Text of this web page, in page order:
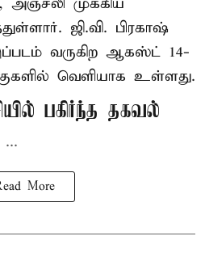
ஜி.வி. பிரகாஷ்
வருகிற ஆகஸ்ட் 14-
வெளியாக உள்ளது.
பகிர்ந்த தகவல்
More